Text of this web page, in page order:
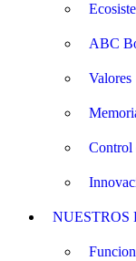
ABC
Valores
Control
NUESTROS